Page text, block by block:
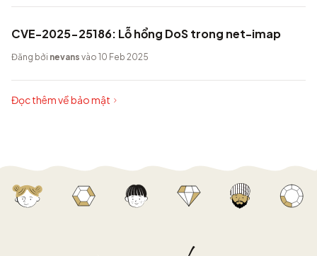
CVE-2025-25186: Lỗ hổng DoS trong net-imap
Đăng bởi nevans vào 10 Feb 2025
Đọc thêm về bảo mật